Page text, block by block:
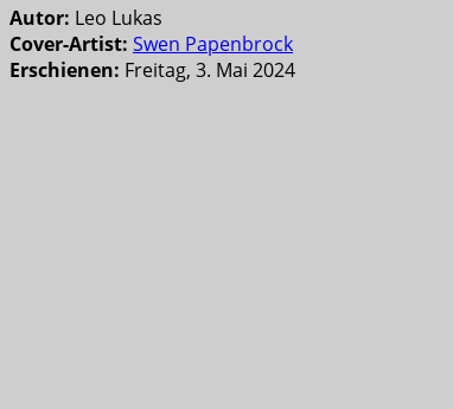
Autor: Leo Lukas
Cover-Artist: Swen Papenbrock
Erschienen: Freitag, 3. Mai 2024